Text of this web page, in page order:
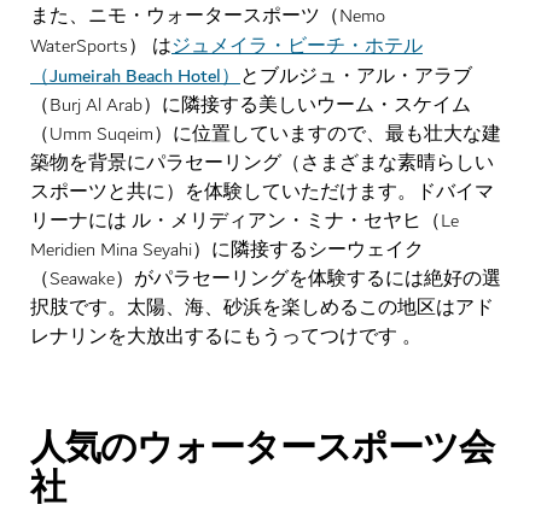
また、ニモ・ウォータースポーツ（Nemo
WaterSports） はジュメイラ・ビーチ・ホテル
（Jumeirah Beach Hotel）とブルジュ・アル・アラブ
（Burj Al Arab）に隣接する美しいウーム・スケイム
（Umm Suqeim）に位置していますので、最も壮大な建
築物を背景にパラセーリング（さまざまな素晴らしい
スポーツと共に）を体験していただけます。ドバイマ
リーナには ル・メリディアン・ミナ・セヤヒ（Le
Meridien Mina Seyahi）に隣接するシーウェイク
（Seawake）がパラセーリングを体験するには絶好の選
択肢です。太陽、海、砂浜を楽しめるこの地区はアド
レナリンを大放出するにもうってつけです 。
人気のウォータースポーツ会
社